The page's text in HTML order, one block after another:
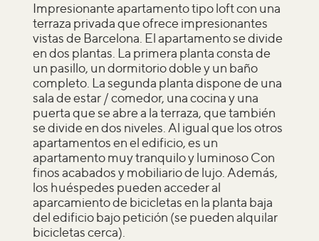
Impresionante apartamento tipo loft con una
terraza privada que ofrece impresionantes
vistas de Barcelona. El apartamento se divide
en dos plantas. La primera planta consta de
un pasillo, un dormitorio doble y un baño
completo. La segunda planta dispone de una
sala de estar / comedor, una cocina y una
puerta que se abre a la terraza, que también
se divide en dos niveles. Al igual que los otros
apartamentos en el edificio, es un
apartamento muy tranquilo y luminoso Con
finos acabados y mobiliario de lujo. Además,
los huéspedes pueden acceder al
aparcamiento de bicicletas en la planta baja
del edificio bajo petición (se pueden alquilar
bicicletas cerca).